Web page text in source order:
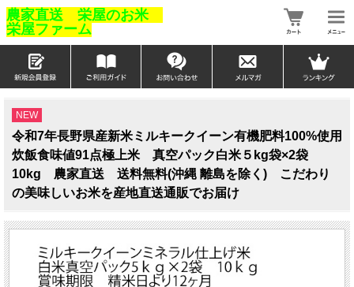
農家直送 栄屋のお米
栄屋ファーム
NEW
令和7年長野県産新米ミルキークイーン有機肥料100%使用
炊飯食味値91点極上米 真空パック白米５kg袋×2袋
10kg 農家直送 送料無料(沖縄 離島を除く) こだわり
の美味しいお米を産地直送通販でお届け